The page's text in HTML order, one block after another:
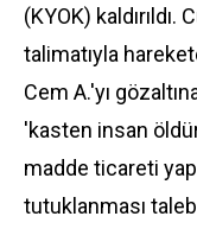
(KYOK) kaldırıldı.
talimatıyla
Cem A.'yı
'kasten insan
madde ticareti
tutuklanması